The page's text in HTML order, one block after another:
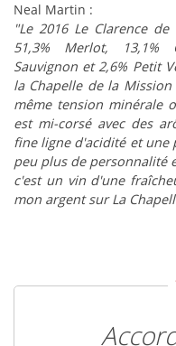
Neal Martin :
"Le 2016 Le Clarence
51,3% Merlot, 13,1%
Sauvignon et 2,6% Petit
la Chapelle de la
même tension minérale
est mi-corsé avec des
fine ligne d'acidité et une
peu plus de personnalité
c'est un vin d'une
mon argent sur La